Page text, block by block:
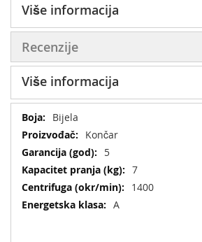
Više informacija
Recenzije
Više informacija
Više
informacija
Bijela
Končar
5
7
1400
A